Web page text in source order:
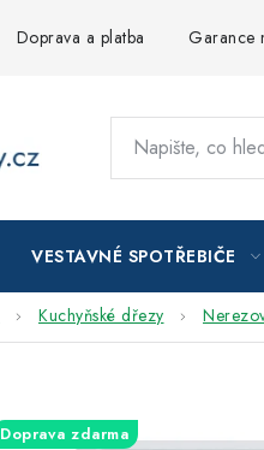
Doprava a platba Garance
VESTAVNÉ SPOTŘEBIČE
Kuchyňské dřezy
Doprava zdarma